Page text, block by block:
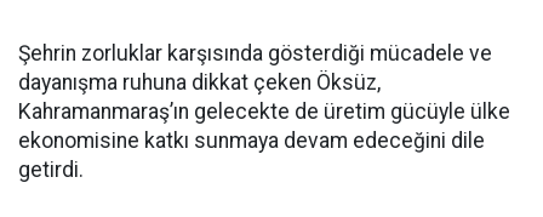
Şehrin zorluklar karşısında gösterdiği mücadele ve
dayanışma ruhuna dikkat çeken Öksüz,
Kahramanmaraş’ın gelecekte de üretim gücüyle ülke
ekonomisine katkı sunmaya devam edeceğini dile
getirdi.